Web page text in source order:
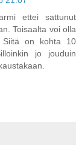
ettei sattunut
Toisaalta voi olla
Siitä on kohta 10
jo jouduin